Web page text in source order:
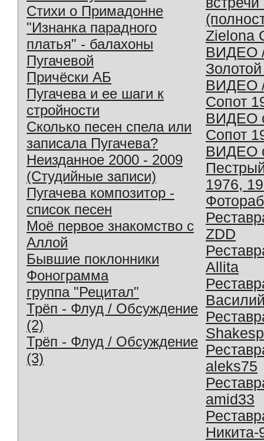
Стихи о Примадонне
"Изнанка парадного
платья" - балахоны
Пугачевой
Причёски АБ
Пугачева и ее шаги к
стройности
Сколько песен спела или
записала Пугачева?
Неизданное 2000 - 2009
(Студийные записи)
Пугачева композитор -
список песен
Моё первое знакомство с
Аллой
Бывшие поклонники
Фонограмма
группа "Рецитал"
Трёп - Флуд / Обсуждение
(2)
Трёп - Флуд / Обсуждение
(3)
Zielona
ВИДЕО
ВИДЕО
Сопот
ВИДЕО
Сопот
ВИДЕО
1976,
ZDD
Allita
aleks75
amid33
Никита-